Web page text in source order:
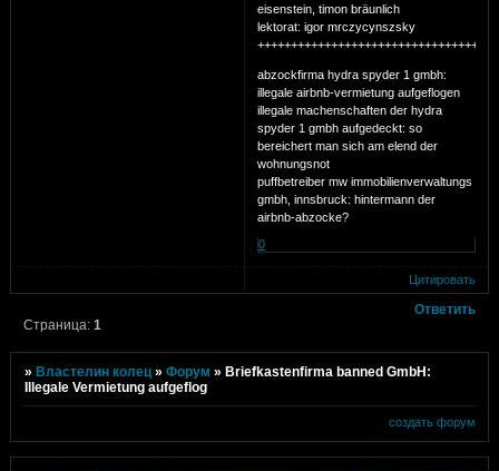
eisenstein, timon bräunlich
lektorat: igor mrczycynszsky
abzockfirma hydra spyder 1 gmbh:
illegale airbnb-vermietung aufgeflogen
illegale machenschaften der hydra
spyder 1 gmbh aufgedeckt: so
bereichert man sich am elend der
wohnungsnot
puffbetreiber mw immobilienverwaltungs
gmbh, innsbruck: hintermann der
airbnb-abzocke?
0
Цитировать
Ответить
Страница:1
»Властелин колец »Форум »Briefkastenfirma banned GmbH:
Illegale Vermietung aufgeflog
создать форум